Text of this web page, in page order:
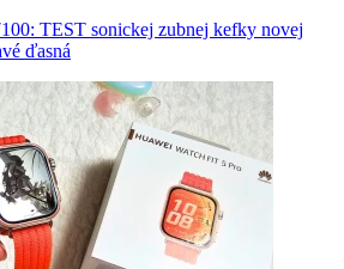
TEST sonickej zubnej kefky novej
ďasná